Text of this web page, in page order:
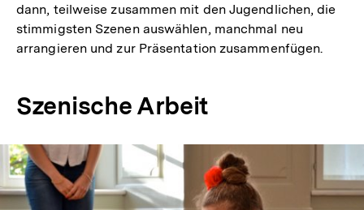
dann, teilweise zusammen mit den Jugendlichen, die
stimmigsten Szenen auswählen, manchmal neu
arrangieren und zur Präsentation zusammenfügen.
Szenische Arbeit